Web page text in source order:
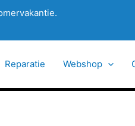
Reparatie Webshop